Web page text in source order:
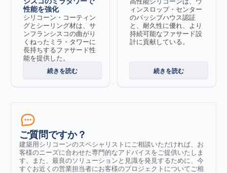
性能を強化
シリコーン・コーティン
グとシーリング材は、サ
ンフランシスコの曲がり
くねったミラ・タワーに
長持ちするファサード性
能を提供した。
続きを読む
ィンスロップ・センター
のパッシブハウス認証
と、耐久性に優れ、より
持続可能なファサード設
計に貢献している。
続きを読む
ご質問ですか？
建築用シリコーンのスペシャリストにご相談いただければ、お
客様のニーズに合わせた専門的なアドバイスをご提供いたしま
す。また、最良のソリューションと見識を発見するために、今
すぐお近くの営業担当者にお客様のプロジェクトについてご相